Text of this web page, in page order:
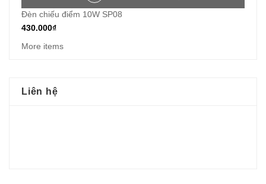
Đèn chiếu điểm 10W SP08
430.000₫
More items
Liên hệ